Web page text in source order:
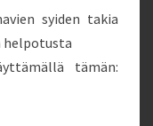
syiden takia
tämän: